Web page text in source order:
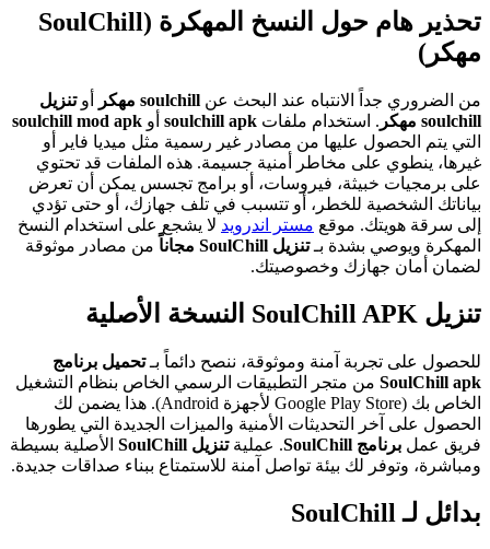
تحذير هام حول النسخ المهكرة (SoulChill
مهكر)
من الضروري جداً الانتباه عند البحث عن أو تنزيل
soulchill مهكر
. استخدام ملفات أو
التي يتم الحصول عليها من مصادر غير رسمية مثل ميديا فاير أو
غيرها، ينطوي على مخاطر أمنية جسيمة. هذه الملفات قد تحتوي
على برمجيات خبيثة، فيروسات، أو برامج تجسس يمكن أن تعرض
بياناتك الشخصية للخطر، أو تتسبب في تلف جهازك، أو حتى تؤدي
إلى سرقة هويتك. موقع مستر اندرويد لا يشجع على استخدام النسخ
المهكرة ويوصي بشدة بـتنزيل SoulChill مجاناً
من مصادر موثوقة
لضمان أمان جهازك وخصوصيتك.
تنزيل SoulChill APK النسخة الأصلية
للحصول على تجربة آمنة وموثوقة، ننصح دائماً بـتحميل برنامج
SoulChill apk من متجر التطبيقات الرسمي الخاص بنظام التشغيل
الخاص بك (Google Play Store لأجهزة Android). هذا يضمن لك
الحصول على آخر التحديثات الأمنية والميزات الجديدة التي يطورها
فريق عمل برنامج SoulChill . عملية تنزيل SoulChill
الأصلية بسيطة
ومباشرة، وتوفر لك بيئة تواصل آمنة للاستمتاع ببناء صداقات جديدة.
بدائل لـ SoulChill